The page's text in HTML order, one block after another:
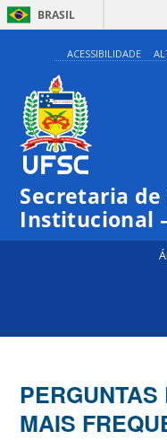
BRASIL
ACESSIBILIDADE
Secretaria de
Institucional
MAIS